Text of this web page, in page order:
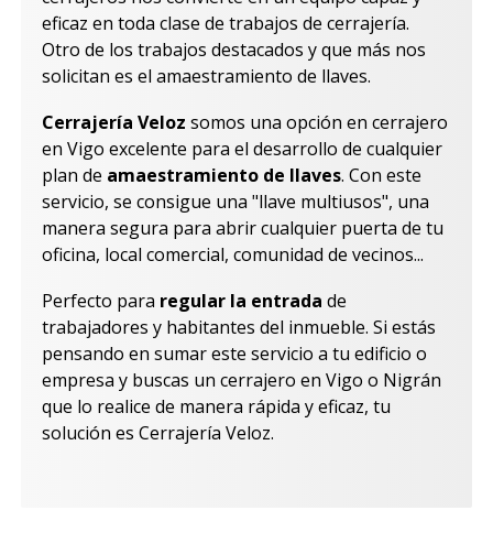
eficaz en toda clase de trabajos de cerrajería.
Otro de los trabajos destacados y que más nos
solicitan es el amaestramiento de llaves.
Cerrajería Veloz somos una opción en cerrajero
en Vigo excelente para el desarrollo de cualquier
plan de amaestramiento de llaves. Con este
servicio, se consigue una "llave multiusos", una
manera segura para abrir cualquier puerta de tu
oficina, local comercial, comunidad de vecinos...
Perfecto para regular la entrada de
trabajadores y habitantes del inmueble. Si estás
pensando en sumar este servicio a tu edificio o
empresa y buscas un cerrajero en Vigo o Nigrán
que lo realice de manera rápida y eficaz, tu
solución es Cerrajería Veloz.